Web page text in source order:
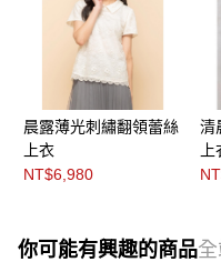
晨露薄光刺繡翻領蕾絲
上衣
NT$6,980
清
你可能有興趣的商品